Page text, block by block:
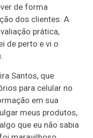
de forma
dos clientes. A
prática,
de perto e vi o
Santos, que
para celular no
em sua
meus produtos,
que eu não sabia